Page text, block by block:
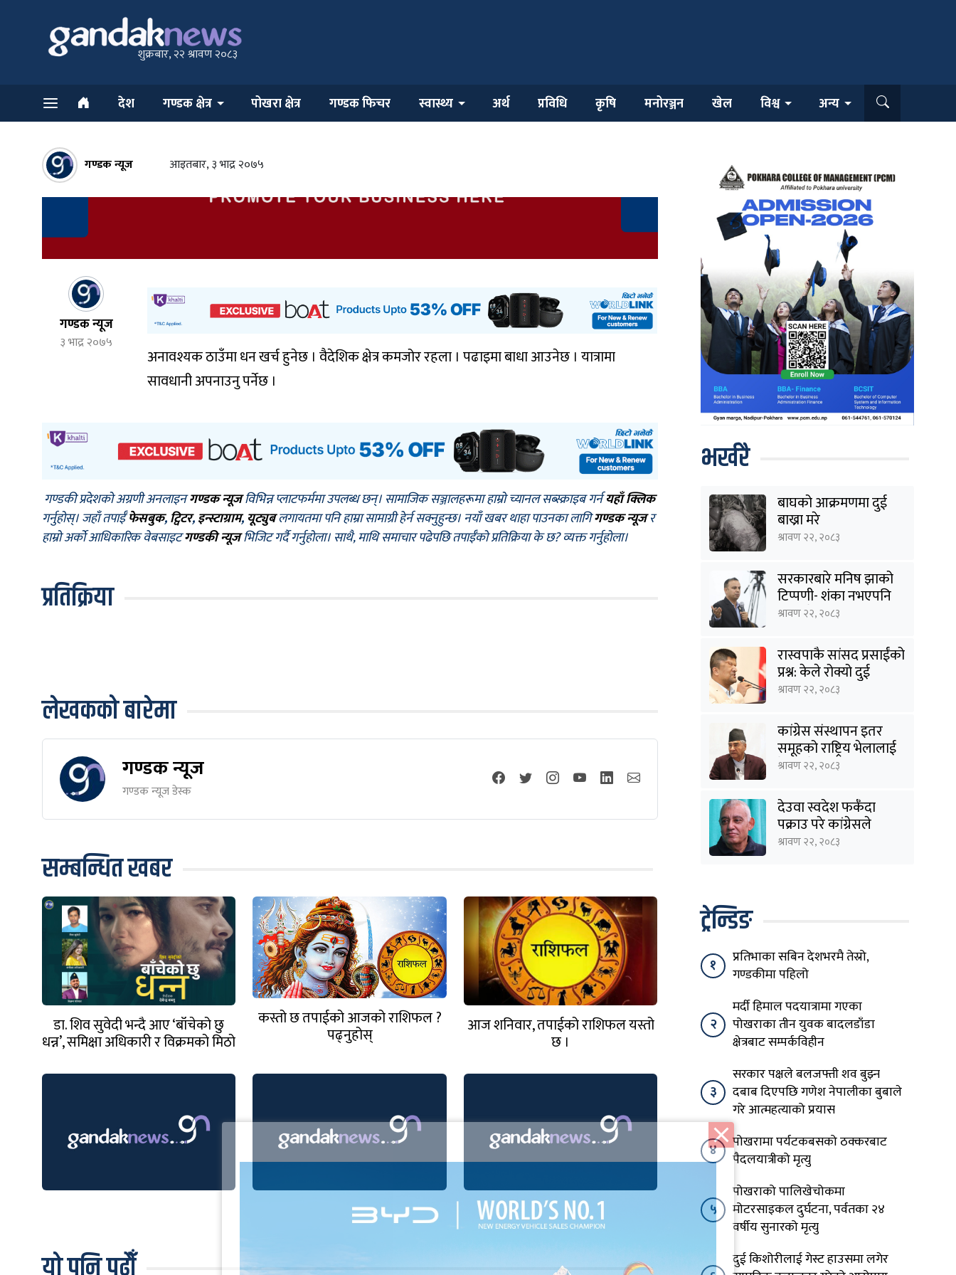
शुक्रबार, २२ श्रावण २०८३
देश गण्डक क्षेत्र पोखरा क्षेत्र गण्डक फिचर स्वास्थ्य अर्थ प्रविधि कृषि मनोरञ्जन खेल विश्व अन्य
गण्डक न्यूज आइतबार, ३ भाद्र २०७५
गण्डक न्यूज
३ भाद्र २०७५
अनावश्यक ठाउँमा धन खर्च हुनेछ । वैदेशिक क्षेत्र कमजोर रहला । पढाइमा बाधा आउनेछ । यात्रामा
सावधानी अपनाउनु पर्नेछ ।
गण्डकी प्रदेशको अग्रणी अनलाइनगण्डक न्यूजविभिन्न प्लाटफर्ममा उपलब्ध छन्। सामाजिक सञ्जालहरूमा हाम्रो च्यानल सब्स्क्राइब गर्नयहाँ क्लिक
गर्नुहोस्। जहाँ तपाईँफेसबुक,ट्विटर,इन्स्टाग्राम, यूट्युबलगायतमा पनि हाम्रा सामाग्री हेर्न सक्नुहुन्छ। नयाँ खबर थाहा पाउनका लागिगण्डक न्यूजर
हाम्रो अर्को आधिकारिक वेबसाइटगण्डकी न्यूजभिजिट गर्दै गर्नुहोला। साथै, माथि समाचार पढेपछि तपाईँको प्रतिक्रिया के छ? व्यक्त गर्नुहोला।
प्रतिक्रिया
लेखकको बारेमा
गण्डक न्यूज
गण्डक न्यूज डेस्क
सम्बन्धित खबर
डा. शिव सुवेदी भन्दै आए ‘बाँचेको छु
धन्न’, समिक्षा अधिकारी र विक्रमको मिठो
कस्तो छ तपाईको आजको राशिफल ?
पढ्नुहोस् आज शनिवार, तपाईको राशिफल यस्तो
छ ।
भर्खरै
बाघको आक्रमणमा दुई
बाख्रा मरे
श्रावण २२, २०८३
सरकारबारे मनिष झाको
टिप्पणी- शंका नभएपनि
ढंग पुगेन, अब कालो चस्मा
श्रावण २२, २०८३
रास्वपाकै सांसद प्रसाईंको
प्रश्न: केले रोक्यो दुई
तिहाइको सरकारलाई ?
श्रावण २२, २०८३
कांग्रेस संस्थापन इतर
समूहको राष्ट्रिय भेलालाई
देउवाले सम्बोधन गर्ने
श्रावण २२, २०८३
देउवा स्वदेश फर्कँदा
पक्राउ परे कांग्रेसले
प्रतिवाद गर्छ: शशांक
श्रावण २२, २०८३
ट्रेन्डिङ
१
प्रतिभाका सबिन देशभरमै तेस्रो,
गण्डकीमा पहिलो
२
मर्दी हिमाल पदयात्रामा गएका
पोखराका तीन युवक बादलडाँडा
क्षेत्रबाट सम्पर्कविहीन
३
सरकार पक्षले बलजफ्ती शव बुझ्न
दबाब दिएपछि गणेश नेपालीका बुबाले
गरे आत्महत्याको प्रयास
४
पोखरामा पर्यटकबसको ठक्करबाट
पैदलयात्रीको मृत्यु
५
पोखराको पालिखेचोकमा
मोटरसाइकल दुर्घटना, पर्वतका २४
वर्षीय सुनारको मृत्यु
दुई किशोरीलाई गेस्ट हाउसमा लगेर